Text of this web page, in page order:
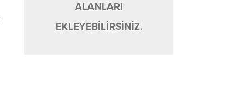
ALANLARI
EKLEYEBİLİRSİNİZ.